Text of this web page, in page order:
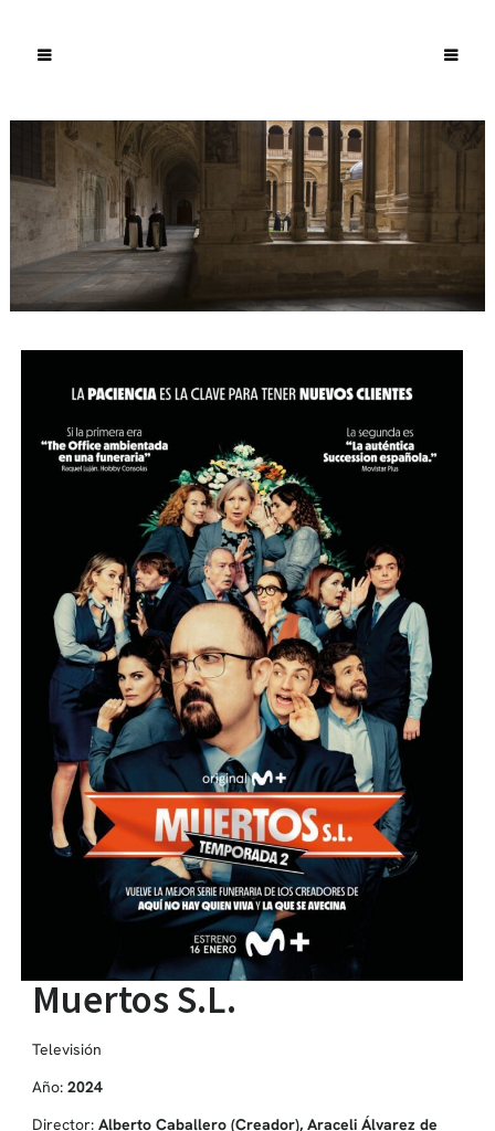
Muertos S.L.
Televisión
Año: 2024
Director: Alberto Caballero (Creador), Araceli Álvarez de